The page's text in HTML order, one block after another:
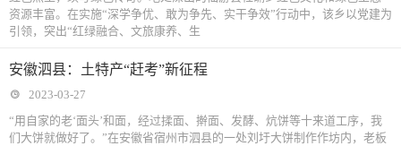
资源丰富。在实施“深学争优、敢为争先、实干争效”行动中，该乡以党建为
引领，突出“红绿融合、文旅康养、生
安徽泗县：土特产“赶考”新征程
2023-03-27
“用自家的老‘面头’和面，经过揉面、擀面、发酵、炕饼等十来道工序，我
们大饼就做好了。”在安徽省宿州市泗县的一处刘圩大饼制作作坊内，老板